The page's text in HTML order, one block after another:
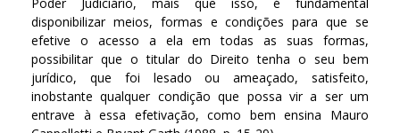
disponibilizar meios, formas e condições para que se
efetive o acesso a ela em todas as suas formas,
possibilitar que o titular do Direito tenha o seu bem
jurídico, que foi lesado ou ameaçado, satisfeito,
inobstante qualquer condição que possa vir a ser um
entrave à essa efetivação, como bem ensina Mauro